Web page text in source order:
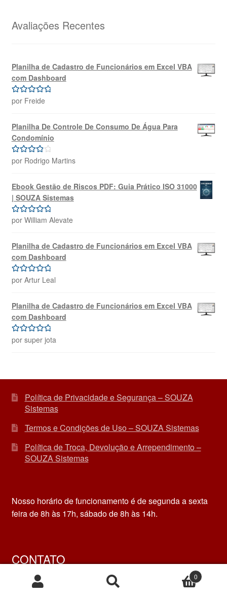
R$69,99.R$39,99.
Avaliações Recentes
Planilha de Cadastro de Funcionários em Excel VBA
com Dashboard
Avaliação5
por Freide
Planilha De Controle De Consumo De Água Para
Condomínio
Avaliação
por Rodrigo Martins
Ebook Gestão de Riscos PDF: Guia Prático ISO 31000
| SOUZA Sistemas
Avaliação5
por William Alevate
Planilha de Cadastro de Funcionários em Excel VBA
com Dashboard
Avaliação 5
por Artur Leal
Planilha de Cadastro de Funcionários em Excel VBA
com Dashboard
Avaliação5
por super jota
Política de Privacidade e Segurança – SOUZA
Sistemas
Termos e Condições de Uso – SOUZA Sistemas
Política de Troca, Devolução e Arrependimento –
SOUZA Sistemas
Nosso horário de funcionamento é de segunda a sexta
feira de 8h às 17h, sábado de 8h às 14h.
CONTATO
contato@souzasistemas.com
Pesquisar
Pesquisar
0